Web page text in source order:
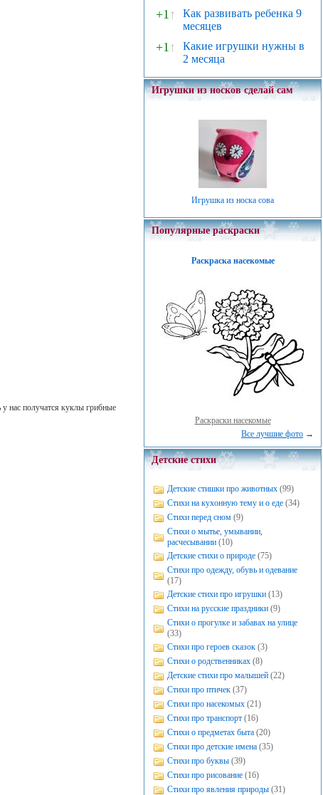
нас получатся куклы грибные
+1↑
Как развивать ребенка 9
месяцев
+1↑
Какие игрушки нужны в
2 месяца
Игрушки из носков сделай сам
Игрушка из носка сова
Популярные раскраски
Раскраска насекомые
Раскраски насекомые
Все лучшие фото →
Детские стихи
Детские стишки про животных (99)
Стихи на кухонную тему и о еде (34)
Стихи перед сном (9)
Стихи о мытье, умывании,
расчесывании (10)
Детские стихи о природе (75)
Стихи про одежду, обувь и одевание
(17)
Детские стихи про игрушки (13)
Стихи на русские праздники (9)
Стихи о прогулке и забавах на улице
(33)
Стихи про героев сказок (3)
Стихи о родственниках (8)
Детские стихи про малышей (22)
Стихи про птичек (37)
Стихи про насекомых (21)
Стихи про транспорт (16)
Стихи о предметах быта (20)
Стихи про детские имена (35)
Стихи про буквы (39)
Стихи про рисование (16)
Стихи про явления природы (31)